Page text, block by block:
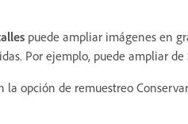
puede ampliar imágenes en
Por ejemplo, puede ampliar
opción de remuestreo